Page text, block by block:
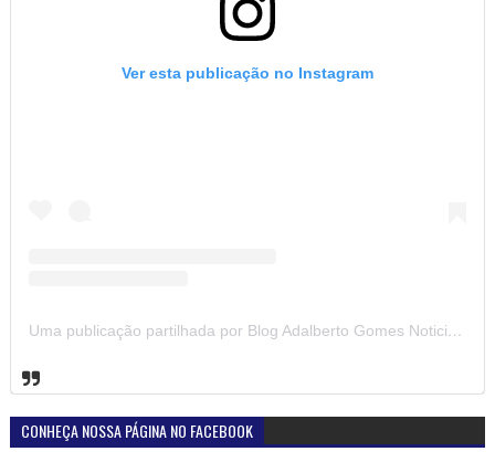
Ver esta publicação no Instagram
Uma publicação partilhada por Blog Adalberto Gomes Noticias (@blogadalbertogomesnoticiass)
CONHEÇA NOSSA PÁGINA NO FACEBOOK